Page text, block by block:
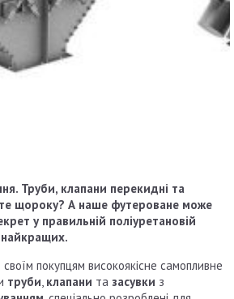
Труби, клапани перекидні та
щороку? А наше футероване може
у правильній поліуретановій
покупцям високоякісне самопливне
труби, клапани та засувки з